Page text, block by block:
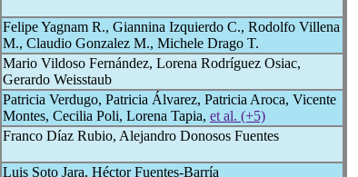
Felipe Yagnam R., Giannina Izquierdo C., Rodolfo Villena
M., Claudio Gonzalez M., Michele Drago T.
Mario Vildoso Fernández, Lorena Rodríguez Osiac,
Gerardo Weisstaub
Patricia Verdugo, Patricia Álvarez, Patricia Aroca, Vicente
Montes, Cecilia Poli, Lorena Tapia, et al. (+5)
Franco Díaz Rubio, Alejandro Donosos Fuentes
Luis Soto Jara, Héctor Fuentes-Barría